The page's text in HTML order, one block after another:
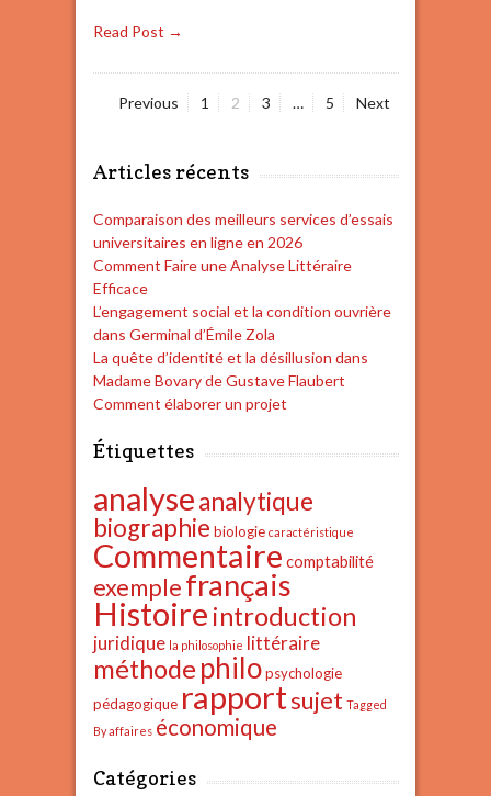
Read Post →
a
v
i
g
a
t
i
n
d
e
s
a
r
t
i
c
l
Previous
P
e
1
P
e
2
P
e
3 …
P
e
5 Next
Articles récents
Comparaison des meilleurs services d’essais
universitaires en ligne en 2026
Comment Faire une Analyse Littéraire
Efficace
L’engagement social et la condition ouvrière
dans Germinal d’Émile Zola
La quête d’identité et la désillusion dans
Madame Bovary de Gustave Flaubert
Comment élaborer un projet
Étiquettes
analyseanalytique
biographie biologie caractéristique
Commentaire comptabilité
exemplefrançais
Histoire introduction
juridique la philosophie littéraire
méthode philo psychologie
pédagogique rapportsujet Tagged
By affaires économique
Catégories